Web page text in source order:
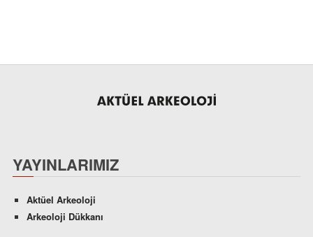
YAYINLARIMIZ
Aktüel Arkeoloji
Arkeoloji Dükkanı